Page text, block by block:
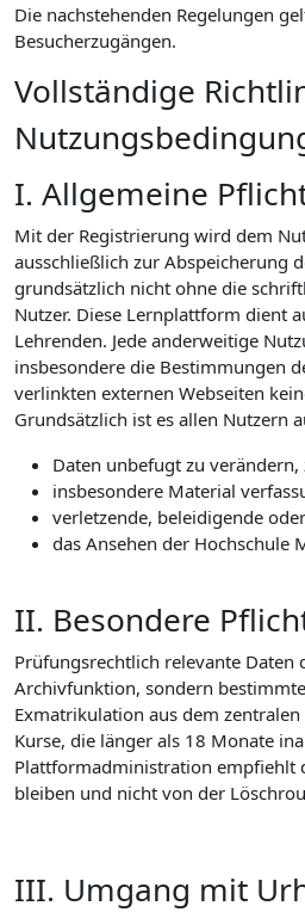
Die nachstehenden Regelungen
Besucherzugängen.
Vollständige
I. Allgemeine
Mit der Registrierung wird dem
ausschließlich zur Abspeicherung
grundsätzlich nicht ohne die
Nutzer. Diese Lernplattform dient
Lehrenden. Jede anderweitige
insbesondere die Bestimmungen
verlinkten externen Webseiten
Grundsätzlich ist es allen Nutzern
Daten unbefugt zu
insbesondere Material
verletzende, beleidigende
das Ansehen der Hochschule
II. Besondere
Prüfungsrechtlich relevante
Archivfunktion, sondern
Exmatrikulation aus dem
Kurse, die länger als 18 Monate
Plattformadministration empfiehlt
bleiben und nicht von der
III. Umgang mit